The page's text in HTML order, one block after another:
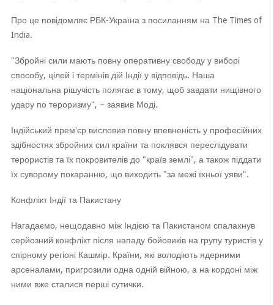
Про це повідомляє РБК-Україна з посиланням на The Times of
India.
"Збройні сили мають повну оперативну свободу у виборі
способу, цілей і термінів дій Індії у відповідь. Наша
національна рішучість полягає в тому, щоб завдати нищівного
удару по тероризму", – заявив Моді.
Індійський прем'єр висловив повну впевненість у професійних
здібностях збройних сил країни та поклявся переслідувати
терористів та їх покровителів до "країв землі", а також піддати
їх суворому покаранню, що виходить "за межі їхньої уяви".
Конфлікт Індії та Пакистану
Нагадаємо, нещодавно між Індією та Пакистаном спалахнув
серйозний конфлікт після нападу бойовиків на групу туристів у
спірному регіоні Кашмір. Країни, які володіють ядерними
арсеналами, пригрозили одна одній війною, а на кордоні між
ними вже сталися перші сутички.